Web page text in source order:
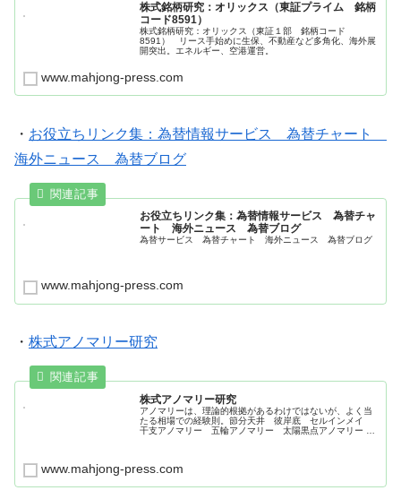
株式銘柄研究：オリックス（東証プライム 銘柄
コード8591）
株式銘柄研究：オリックス（東証１部 銘柄コード
8591） リース手始めに生保、不動産など多角化、海外展
開突出。エネルギー、空港運営。
www.mahjong-press.com
・ お役立ちリンク集：為替情報サービス 為替チャート
海外ニュース 為替ブログ
お役立ちリンク集：為替情報サービス 為替チャ
ート 海外ニュース 為替ブログ
為替サービス 為替チャート 海外ニュース 為替ブログ
www.mahjong-press.com
・ 株式アノマリー研究
株式アノマリー研究
アノマリーは、理論的根拠があるわけではないが、よく当
たる相場での経験則。節分天井 彼岸底 セルインメイ
干支アノマリー 五輪アノマリー 太陽黒点アノマリー 米
www.mahjong-press.com